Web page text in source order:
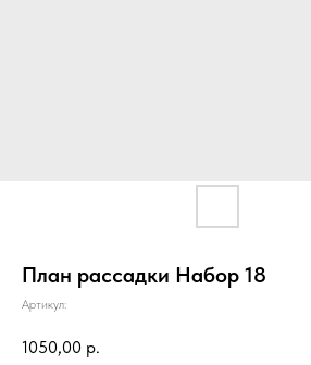
План рассадки Набор 18
Артикул:
1050,00 р.